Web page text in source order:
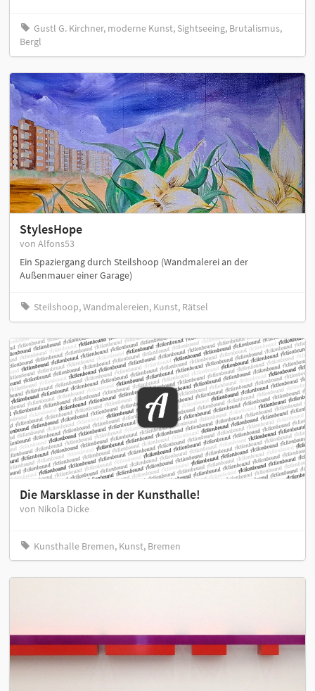
Gustl G. Kirchner, moderne Kunst, Sightseeing, Brutalismus,
Bergl
StylesHope
von Alfons53
Ein Spaziergang durch Steilshoop (Wandmalerei an der
Außenmauer einer Garage)
Steilshoop, Wandmalereien, Kunst, Rätsel
Die Marsklasse in der Kunsthalle!
von Nikola Dicke
Kunsthalle Bremen, Kunst, Bremen